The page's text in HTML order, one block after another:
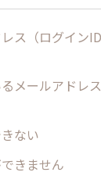
ス（ログイン
メールアドレ
ない
きません